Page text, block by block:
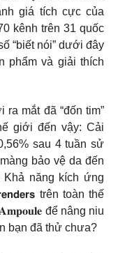
giá tích cực của
kênh trên 31 quốc
“biết nói” dưới đây
phẩm và giải thích
ra mắt đã “đốn tim”
giới đến vậy: Cải
sau 4 tuần sử
bảo vệ da đến
năng kích ứng
trên toàn thế
để nâng niu
bạn đã thử chưa?